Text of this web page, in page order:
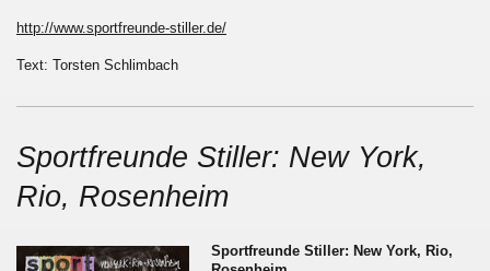
http://www.sportfreunde-stiller.de/
Text: Torsten Schlimbach
Sportfreunde Stiller: New York,
Rio, Rosenheim
Sportfreunde Stiller: New York, Rio,